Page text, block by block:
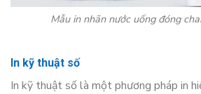
Mẫu in nhãn nước uống đóng
In kỹ thuật số
In kỹ thuật số là một phương pháp in